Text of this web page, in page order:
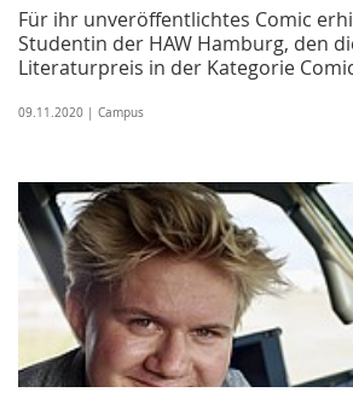
Für ihr unveröffentlichtes Comic
Studentin der HAW Hamburg, den
Literaturpreis in der Kategorie
09.11.2020 | Campus